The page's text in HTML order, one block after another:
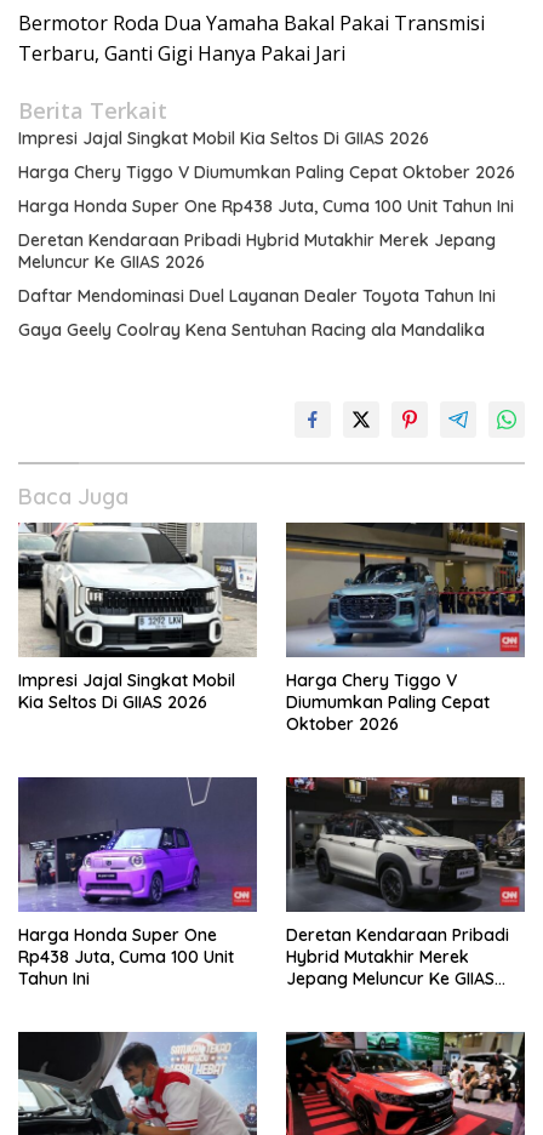
Bermotor Roda Dua Yamaha Bakal Pakai Transmisi
Terbaru, Ganti Gigi Hanya Pakai Jari
Berita Terkait
Impresi Jajal Singkat Mobil Kia Seltos Di GIIAS 2026
Harga Chery Tiggo V Diumumkan Paling Cepat Oktober 2026
Harga Honda Super One Rp438 Juta, Cuma 100 Unit Tahun Ini
Deretan Kendaraan Pribadi Hybrid Mutakhir Merek Jepang
Meluncur Ke GIIAS 2026
Daftar Mendominasi Duel Layanan Dealer Toyota Tahun Ini
Gaya Geely Coolray Kena Sentuhan Racing ala Mandalika
Baca Juga
Impresi Jajal Singkat Mobil
Kia Seltos Di GIIAS 2026
Harga Chery Tiggo V
Diumumkan Paling Cepat
Oktober 2026
Harga Honda Super One
Rp438 Juta, Cuma 100 Unit
Tahun Ini
Deretan Kendaraan Pribadi
Hybrid Mutakhir Merek
Jepang Meluncur Ke GIIAS